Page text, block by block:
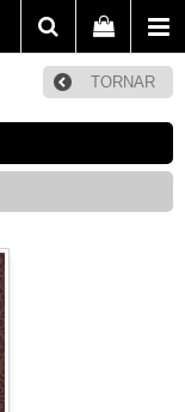
TORNAR